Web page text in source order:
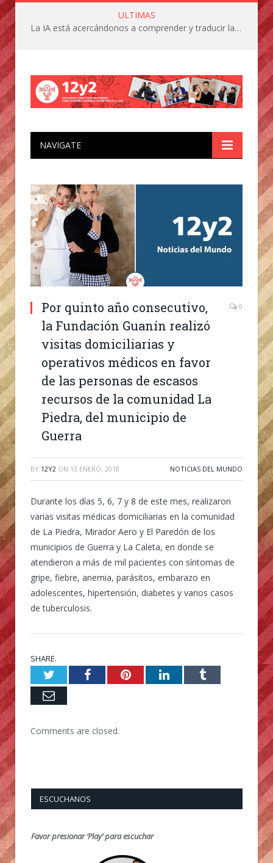
ULTIMAS
La IA está acercándonos a comprender y traducir las vocalizaciones y comportamientos de nuestras mascotas
NAVIGATE
Por quinto año consecutivo,
la Fundación Guanín realizó
visitas domiciliarias y
operativos médicos en favor
de las personas de escasos
recursos de la comunidad La
Piedra, del municipio de
Guerra
0
BY 12Y2 ON 13 ENERO, 2018 NOTICIAS DEL MUNDO
Durante los días 5, 6, 7 y 8 de este mes, realizaron
varias visitas médicas domiciliarias en la comunidad
de La Piedra, Mirador Aero y El Paredón de los
municipios de Guerra y La Caleta, en donde se
atendieron a más de mil pacientes con síntomas de
gripe, fiebre, anemia, parásitos, embarazo en
adolescentes, hipertensión, diabetes y varios casos
de tuberculosis.
SHARE.
TwitterFacebookPinterestLinkedInTumblr
Email
Comments are closed.
ESCUCHANOS
Favor presionar ‘Play’ para escuchar